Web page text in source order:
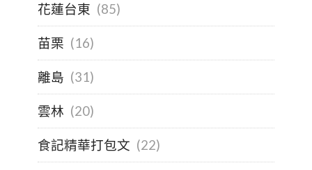
花蓮台東 (85)
苗栗 (16)
離島 (31)
雲林 (20)
食記精華打包文 (22)